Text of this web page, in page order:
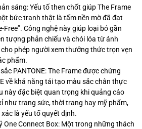
sáng: Yếu tố then chốt giúp The Frame
bức tranh thật là tấm nền mờ đã đạt
Free”. Công nghệ này giúp loại bỏ gần
tượng phản chiếu và chói lóa từ ánh
phép người xem thưởng thức trọn vẹn
phẩm.
PANTONE: The Frame được chứng
về khả năng tái tạo màu sắc chân thực
này đặc biệt quan trọng khi quảng cáo
như trang sức, thời trang hay mỹ phẩm,
là yếu tố quyết định.
One Connect Box: Một trong những thách